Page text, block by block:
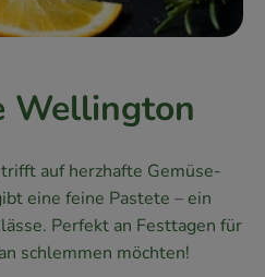
Wellington
auf herzhafte Gemüse-
eine feine Pastete – ein
Perfekt an Festtagen für
schlemmen möchten!